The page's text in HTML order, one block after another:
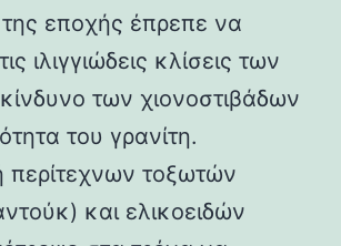
της εποχής έπρεπε να
ιλιγγιώδεις κλίσεις των
των χιονοστιβάδων
του γρανίτη.
τοξωτών
και ελικοειδών